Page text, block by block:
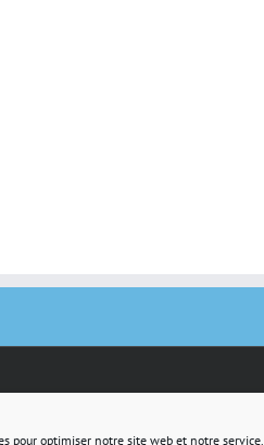
pour optimiser notre site web et notre service.